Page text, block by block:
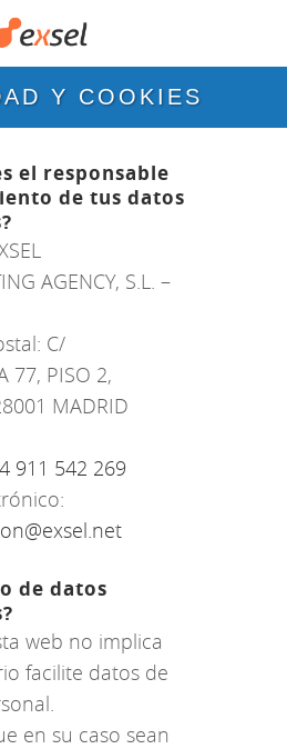
Y COOKIES
el responsable
de tus datos
AGENCY, S.L. –
C/
77, PISO 2,
MADRID
911 542 269
de datos
web no implica
facilite datos de
en su caso sean